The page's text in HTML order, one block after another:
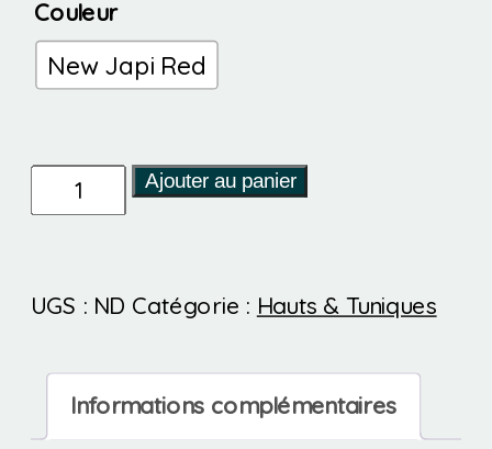
Couleur
New Japi Red
quantité
de
BP
organic
cotton
Ajouter au panier
UGS : ND Catégorie : Hauts & Tuniques
Informations complémentaires